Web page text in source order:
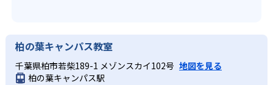
柏の葉キャンパス教室
千葉県柏市若柴189-1 メゾンスカイ102号 地図を見る
柏の葉キャンパス駅